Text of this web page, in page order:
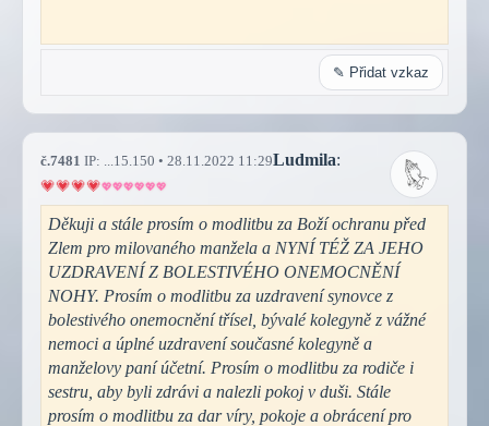
✎ Přidat vzkaz
č.7481 IP: ...15.150 • 28.11.2022 11:29Ludmila:
Děkuji a stále prosím o modlitbu za Boží ochranu před
Zlem pro milovaného manžela a NYNÍ TÉŽ ZA JEHO
UZDRAVENÍ Z BOLESTIVÉHO ONEMOCNĚNÍ
NOHY. Prosím o modlitbu za uzdravení synovce z
bolestivého onemocnění třísel, bývalé kolegyně z vážné
nemoci a úplné uzdravení současné kolegyně a
manželovy paní účetní. Prosím o modlitbu za rodiče i
sestru, aby byli zdrávi a nalezli pokoj v duši. Stále
prosím o modlitbu za dar víry, pokoje a obrácení pro